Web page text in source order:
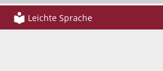
Leichte Sprache